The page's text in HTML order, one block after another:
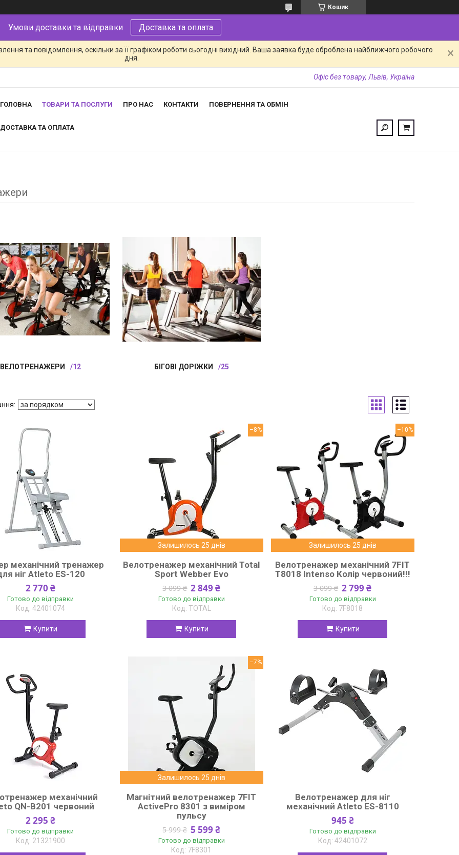
Кошик
Умови доставки та відправки Доставка та оплата
та повідомлення, оскільки за її графіком роботи сьогодні вихідний. Ваша заявка буде оброблена найближчого робочого
дня.
Офіс без товару, Львів, Україна
ГОЛОВНА ТОВАРИ ТА ПОСЛУГИ ПРО НАС КОНТАКТИ ПОВЕРНЕННЯ ТА ОБМІН
ДОСТАВКА ТА ОПЛАТА
ВЕЛОТРЕНАЖЕРИ 12 БІГОВІ ДОРІЖКИ 25
механічний тренажер
ніг Atleto ES-120
2 770 ₴
Готово до відправки
42401074
Купити
–8%
Залишилось 25 днів
Велотренажер механічний Total
Sport Webber Evo
3 099 ₴ 2 849 ₴
Готово до відправки
TOTAL
Купити
–10%
Залишилось 25 днів
Велотренажер механічний 7FIT
T8018 Intenso Колір червоний!!!
3 099 ₴ 2 799 ₴
Готово до відправки
7F8018
Купити
механічний
QN-B201 червоний
2 295 ₴
Готово до відправки
21321900
–7%
Залишилось 25 днів
Магнітний велотренажер 7FIT
ActivePro 8301 з виміром
пульсу
5 999 ₴ 5 599 ₴
Готово до відправки
7F8301
Велотренажер для ніг
механічний Atleto ES-8110
945 ₴
Готово до відправки
42401072